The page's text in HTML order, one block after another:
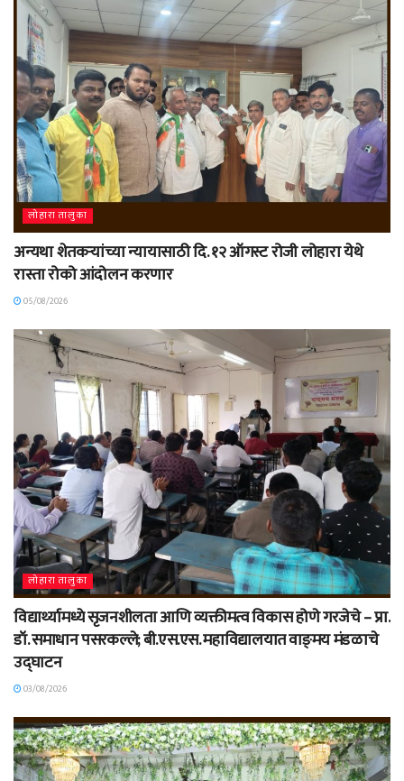
लोहारा तालुका
अन्यथा शेतकऱ्यांच्या न्यायासाठी दि. १२ ऑगस्ट रोजी लोहारा येथे
रास्ता रोको आंदोलन करणार
05/08/2026
लोहारा तालुका
विद्यार्थ्यामध्ये सृजनशीलता आणि व्यक्तीमत्व विकास होणे गरजेचे – प्रा.
डॉ. समाधान पसरकल्ले; बी.एस.एस. महाविद्यालयात वाङ्‌मय मंडळाचे
उद्घाटन
03/08/2026